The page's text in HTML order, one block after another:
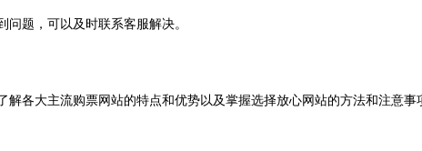
题，可以及时联系客服解决。
大主流购票网站的特点和优势以及掌握选择放心网站的方法和注意事